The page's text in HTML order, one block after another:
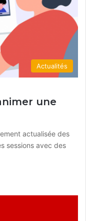
Actualités
une
actualisée des
sessions avec des